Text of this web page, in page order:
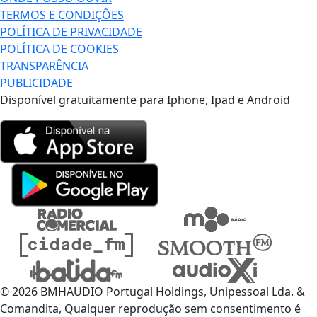
TERMOS E CONDIÇÕES
POLÍTICA DE PRIVACIDADE
POLÍTICA DE COOKIES
TRANSPARÊNCIA
PUBLICIDADE
Disponível gratuitamente para Iphone, Ipad e Android
© 2026 BMHAUDIO Portugal Holdings, Unipessoal Lda. &
Comandita, Qualquer reprodução sem consentimento é